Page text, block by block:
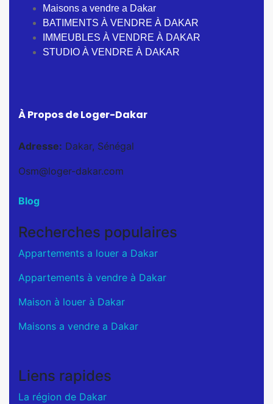
Maisons a vendre a Dakar
BATIMENTS À VENDRE À DAKAR
IMMEUBLES À VENDRE À DAKAR
STUDIO À VENDRE À DAKAR
À Propos de Loger-Dakar
Adresse: Dakar, Sénégal
Osm@loger-dakar.com
Blog
Recherches populaires
Appartements a louer a Dakar
Appartements à vendre à Dakar
Maison à louer à Dakar
Maisons a vendre a Dakar
Liens rapides
La région de Dakar